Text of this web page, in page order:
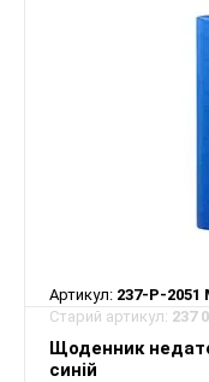
Артикул: 237-P-
Старий артикул: 237
Щоденник
синій